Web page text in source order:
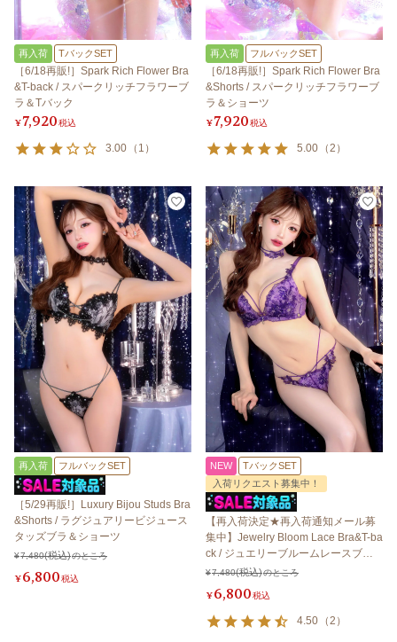
再入荷 TバックSET
［6/18再販!］Spark Rich Flower Bra
&T-back / スパークリッチフラワーブ
ラ＆Tバック
¥7,920税込
3.00 （ 1 ）
再入荷 フルバックSET
［6/18再販!］Spark Rich Flower Bra
&Shorts / スパークリッチフラワーブ
ラ＆ショーツ
¥7,920税込
5.00 （2 ）
再入荷 フルバックSET
［5/29再販!］Luxury Bijou Studs Bra
&Shorts / ラグジュアリービジュース
タッズブラ＆ショーツ
¥7,480 のところ
¥6,800税込
NEW
TバックSET
入荷リクエスト募集中！
【再入荷決定★再入荷通知メール募
集中】Jewelry Bloom Lace Bra&T-ba
ck / ジュエリーブルームレースブラ
＆Tバック
¥7,480 のところ
¥6,800税込
4.50 （2 ）